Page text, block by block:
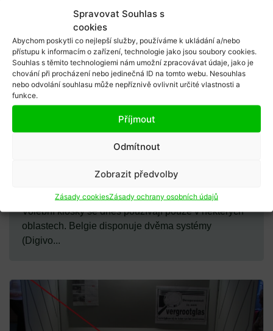
Spravovat Souhlas s
cookies
Abychom poskytli co nejlepší služby, používáme k ukládání a/nebo
přístupu k informacím o zařízení, technologie jako jsou soubory cookies.
Souhlas s těmito technologiemi nám umožní zpracovávat údaje, jako je
chování při procházení nebo jedinečná ID na tomto webu. Nesouhlas
nebo odvolání souhlasu může nepříznivě ovlivnit určité vlastnosti a
funkce.
Příjmout
Odmítnout
Zobrazit předvolby
Zásady cookiesZásady ochrany osobních údajů
Neúspěchy internetového hlasování (4):
Volební kiosky se dnes používají pouze v některých
oblastech. Belgie disponuje dvěma systémy
(Digivo...